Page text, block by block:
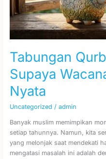
Tabungan
Supaya
Nyata
Uncategorized / admin
Banyak muslim memimpikan
setiap tahunnya. Namun, kita
yang melonjak saat mendekati
mengatasi masalah ini adalah
Ibadah
Nyata